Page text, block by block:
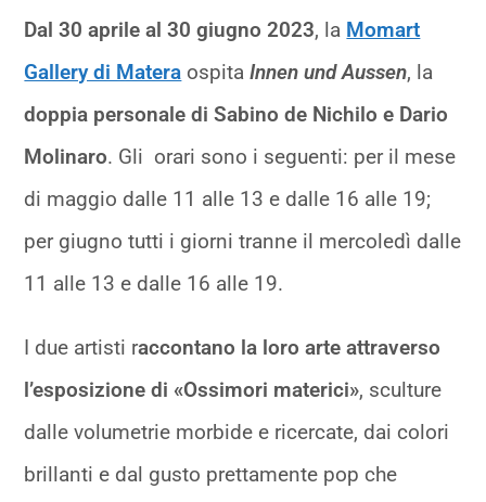
Dal 30 aprile al 30 giugno 2023, la Momart
Gallery di Matera ospitaInnenund Aussen, la
doppia personale di Sabino de Nichilo e Dario
Molinaro. Gli orari sono i seguenti: per il mese
di maggio dalle 11 alle 13 e dalle 16 alle 19;
per giugno tutti i giorni tranne il mercoledì dalle
11 alle 13 e dalle 16 alle 19.
I due artisti raccontano la loro arte attraverso
l’esposizione di «Ossimori materici», sculture
dalle volumetrie morbide e ricercate, dai colori
brillanti e dal gusto prettamente pop che